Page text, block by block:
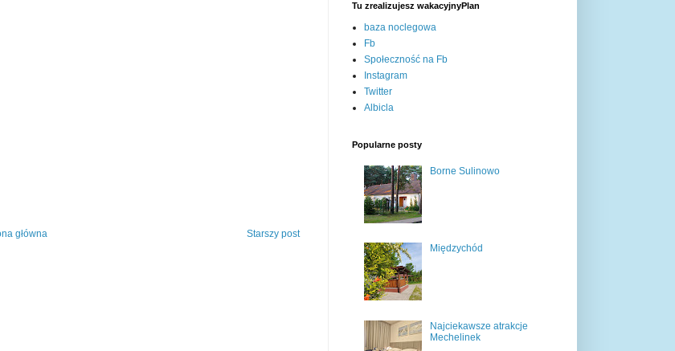
Starszy post
główna
Tu zrealizujesz wakacyjnyPlan
baza noclegowa
Fb
Społeczność na Fb
Instagram
Twitter
Albicla
Popularne posty
Borne Sulinowo
Międzychód
Najciekawsze atrakcje
Mechelinek